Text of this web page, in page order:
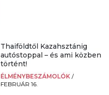
Thaiföldtől Kazahsztánig
autóstoppal – és ami közben
történt!
ÉLMÉNYBESZÁMOLÓK /
FEBRUÁR 16.